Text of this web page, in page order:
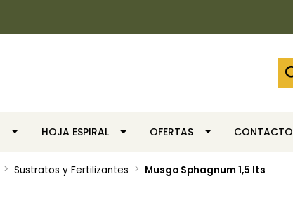
HOJA ESPIRAL OFERTAS CONTACTO
Sustratos y Fertilizantes Musgo Sphagnum 1,5 lts